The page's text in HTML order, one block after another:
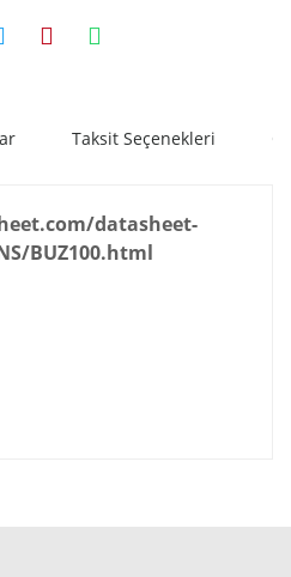
Taksit Seçenekleri
datasheet-
BUZ100.html